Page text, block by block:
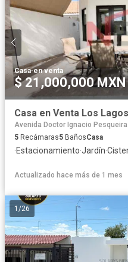
Casa·en venta
$ 21,000,000 MXN
Casa en Venta Los
Avenida Doctor Ignacio Pesqueira
5 Recámaras5 BañosCasa
·Estacionamiento·Jardín·
Actualizado hace más de 1 mes
1 /26